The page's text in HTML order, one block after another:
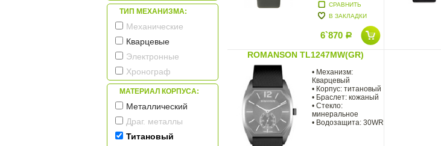
ТИП МЕХАНИЗМА:
Механические
Кварцевые
Электронные
Хронограф
МАТЕРИАЛ КОРПУСА:
Металлический
Драг. металлы
Титановый
СРАВНИТЬ
В ЗАКЛАДКИ
6`870 Р
ROMANSON TL1247MW(GR)
• Механизм:
Кварцевый
• Корпус: титановый
• Браслет: кожаный
• Стекло:
минеральное
• Водозащита: 30WR